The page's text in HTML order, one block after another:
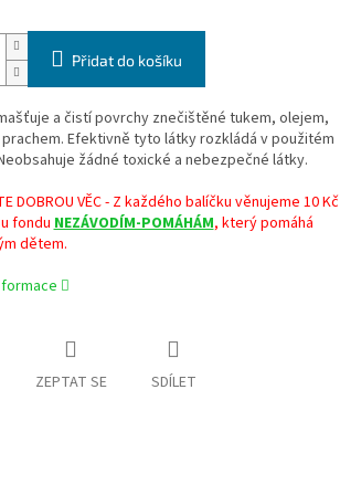
Přidat do košíku
a čistí povrchy znečištěné tukem, olejem,
Efektivně tyto látky rozkládá v použitém
žádné toxické a nebezpečné látky.
DOBROU VĚC - Z každého balíčku věnujeme 10 Kč
fonduNEZÁVODÍM-POMÁHÁM, který pomáhá
dětem.
ZEPTAT SE SDÍLET